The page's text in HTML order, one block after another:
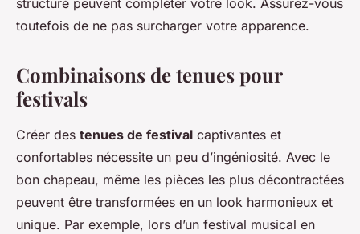
structuré peuvent compléter votre look. Assurez-vous
toutefois de ne pas surcharger votre apparence.
Combinaisons de tenues pour
festivals
Créer des tenues de festival captivantes et
confortables nécessite un peu d’ingéniosité. Avec le
bon chapeau, même les pièces les plus décontractées
peuvent être transformées en un look harmonieux et
unique. Par exemple, lors d’un festival musical en